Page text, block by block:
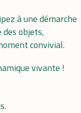
à une démarche
objets,
convivial.
vivante !